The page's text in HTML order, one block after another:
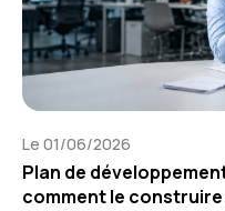
Le 01/06/2026
Plan de
comment le